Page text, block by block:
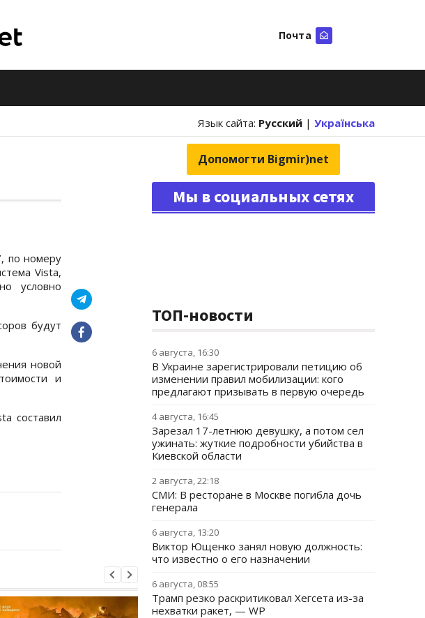
Почта
Язык сайта: Русский | Українська
по номеру
Vista,
условно
будут
новой
и
составил
Допомогти Bigmir)net
Мы в социальных сетях
ТОП-новости
6 августа, 16:30
В Украине зарегистрировали петицию об
изменении правил мобилизации: кого
предлагают призывать в первую очередь
4 августа, 16:45
Зарезал 17-летнюю девушку, а потом сел
ужинать: жуткие подробности убийства в
Киевской области
2 августа, 22:18
СМИ: В ресторане в Москве погибла дочь
генерала
6 августа, 13:20
Виктор Ющенко занял новую должность:
что известно о его назначении
6 августа, 08:55
Трамп резко раскритиковал Хегсета из-за
нехватки ракет, — WP